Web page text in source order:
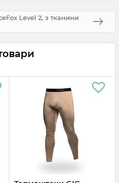
Level 2, з тканини